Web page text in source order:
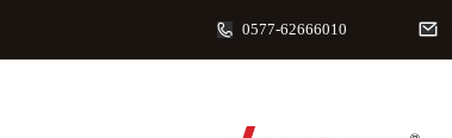
0577-62666010